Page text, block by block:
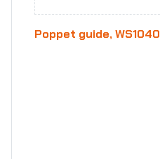
Poppet guide, WS1040